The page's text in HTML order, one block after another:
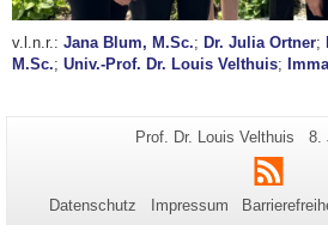
v.l.n.r.: Jana Blum, M.Sc.;​ Dr. Julia Ortner;
M.Sc.; Univ.-Prof. Dr. Louis Velthuis;
zu
dieser
Seiten-
Prof. Dr. Louis Velthuis 8.
RSS
Datenschutz Impressum